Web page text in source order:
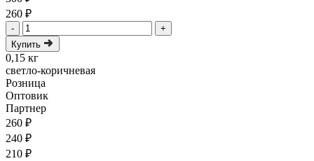
260 ₽
-
+
Купить
0,15 кг
светло-коричневая
Розница
Оптовик
Партнер
260 ₽
240 ₽
210 ₽